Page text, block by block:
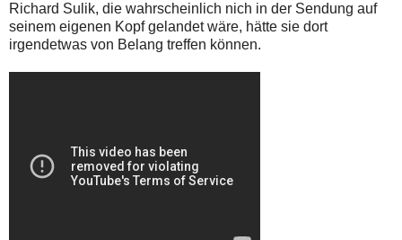
Richard Sulik, die wahrscheinlich nich in der Sendung auf
seinem eigenen Kopf gelandet wäre, hätte sie dort
irgendetwas von Belang treffen können.